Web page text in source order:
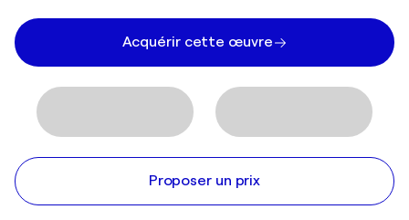
Acquérir cette œuvre
Proposer un prix